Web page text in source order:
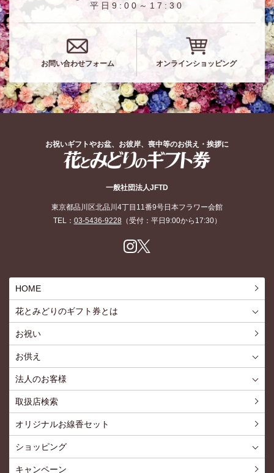
平日9:00～17:30
お問い合わせフォーム オンラインショッピング
お祝いギフトやお盆、お彼岸、喪中等のお供え・挨拶に
一般社団法人JFTD
東京都品川区北品川4丁目11番9号日本フラワー会館
TEL： 03-5436-9228 （受付：平日9:00から17:30）
HOME
花とみどりのギフト券とは
お祝い
お供え
法人のお客様
取扱店検索
オリジナルお線香セット
ショッピング
キャンペーン